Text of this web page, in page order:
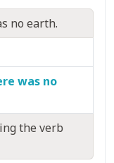
no earth.
was no
the verb